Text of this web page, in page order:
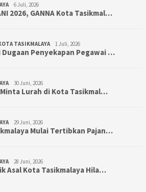
6 Juli, 2026
2026, GANNA Kota Tasikmal…
TASIKMALAYA 1 Juli, 2026
Dugaan Penyekapan Pegawai …
30 Juni, 2026
Lurah di Kota Tasikmal…
29 Juni, 2026
Mulai Tertibkan Pajan…
28 Juni, 2026
Asal Kota Tasikmalaya Hila…